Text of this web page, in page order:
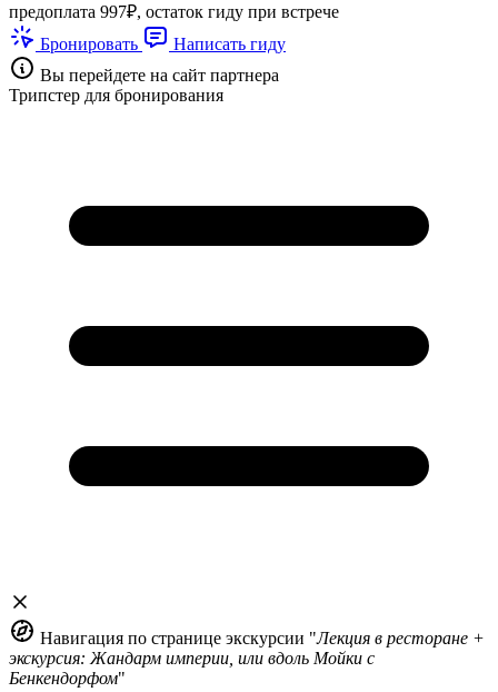
предоплата 997₽, остаток гиду при встрече
Бронировать
Написать гиду
Вы перейдете на сайт партнера
Трипстер для бронирования
Навигация по странице экскурсии "Лекция в ресторане +
экскурсия: Жандарм империи, или вдоль Мойки с
Бенкендорфом"